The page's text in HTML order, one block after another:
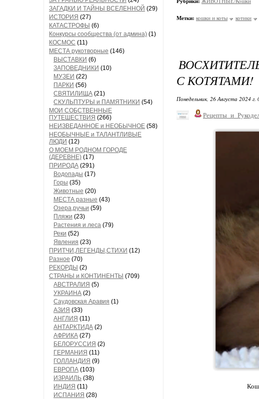
ЗАГАДКИ И ТАЙНЫ ВСЕЛЕННОЙ (29)
ИСТОРИЯ (27)
КАТАСТРОФЫ (6)
Конкурсы сообщества (от админа) (1)
КОСМОС (11)
МЕСТА рукотворные (146)
ВЫСТАВКИ (6)
ЗАПОВЕДНИКИ (10)
МУЗЕИ (22)
ПАРКИ (56)
СВЯТИЛИЩА (21)
СКУЛЬПТУРЫ и ПАМЯТНИКИ (54)
МОИ СОБСТВЕННЫЕ
ПУТЕШЕСТВИЯ (266)
НЕИЗВЕДАННОЕ и НЕОБЫЧНОЕ (58)
НЕОБЫЧНЫЕ и ТАЛАНТЛИВЫЕ
ЛЮДИ (12)
О МОЕМ РОДНОМ ГОРОДЕ
(ДЕРЕВНЕ) (17)
ПРИРОДА (291)
Водопады (17)
Горы (35)
Животные (20)
МЕСТА разные (43)
Озера,ручьи (59)
Пляжи (23)
Растения и леса (79)
Реки (52)
Явления (23)
ПРИТЧИ,ЛЕГЕНДЫ,СТИХИ (12)
Разное (70)
РЕКОРДЫ (2)
СТРАНЫ и КОНТИНЕНТЫ (709)
АВСТРАЛИЯ (5)
УКРАИНА (2)
Саудовская Аравия (1)
АЗИЯ (33)
АНГЛИЯ (11)
АНТАРКТИДА (2)
АФРИКА (27)
БЕЛОРУССИЯ (2)
ГЕРМАНИЯ (11)
ГОЛЛАНДИЯ (9)
ЕВРОПА (103)
ИЗРАИЛЬ (38)
ИНДИЯ (11)
ИСПАНИЯ (28)
Метки: кошки и коты котики
С КОТЯТАМИ!
Понедельник, 26 Августа 2024 г.